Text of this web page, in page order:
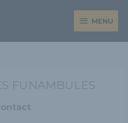
MENU
MENU
FUNAMBULES